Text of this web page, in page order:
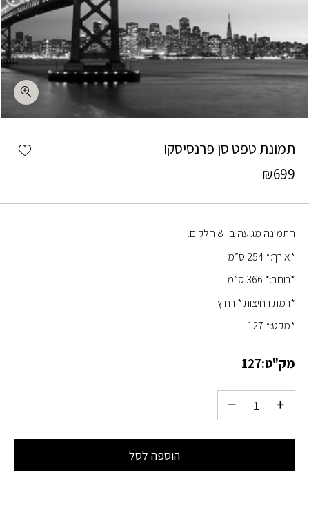
תמונת טפט סן פרנסיסקו
₪699
התמונה מגיעה ב- 8 חלקים.
*אורך:* 254 ס”מ
*רוחב:* 366 ס”מ
*רמת רחיצות:* רחיץ
*מקט:* 127
מק"ט:127
הוספה לסל